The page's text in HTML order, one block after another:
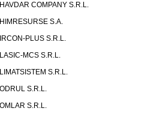
COMPANY S.R.L.
S.A.
PLUS S.R.L.
MCS S.R.L.
S.R.L.
S.R.L.
S.R.L.